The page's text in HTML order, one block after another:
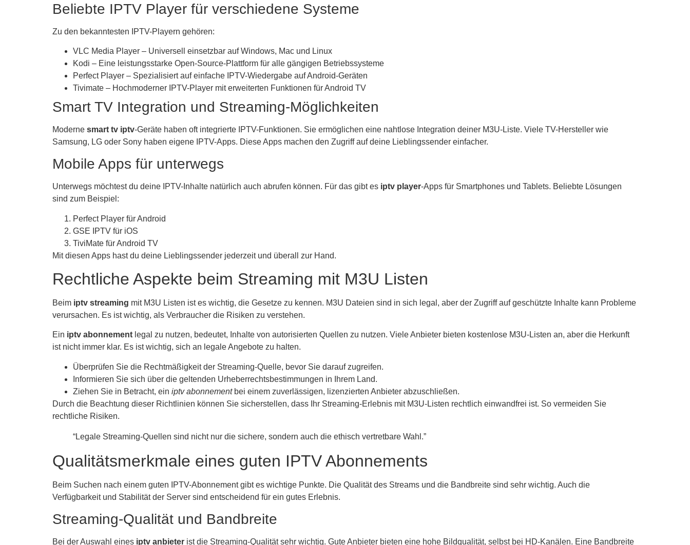
Beliebte IPTV Player für verschiedene Systeme
Zu den bekanntesten IPTV-Playern gehören:
VLC Media Player – Universell einsetzbar auf Windows, Mac und Linux
Kodi – Eine leistungsstarke Open-Source-Plattform für alle gängigen Betriebssysteme
Perfect Player – Spezialisiert auf einfache IPTV-Wiedergabe auf Android-Geräten
Tivimate – Hochmoderner IPTV-Player mit erweiterten Funktionen für Android TV
Smart TV Integration und Streaming-Möglichkeiten
Moderne smart tv iptv-Geräte haben oft integrierte IPTV-Funktionen. Sie ermöglichen eine nahtlose Integration deiner M3U-Liste. Viele TV-Hersteller wie
Samsung, LG oder Sony haben eigene IPTV-Apps. Diese Apps machen den Zugriff auf deine Lieblingssender einfacher.
Mobile Apps für unterwegs
Unterwegs möchtest du deine IPTV-Inhalte natürlich auch abrufen können. Für das gibt es iptv player-Apps für Smartphones und Tablets. Beliebte Lösungen
sind zum Beispiel:
Perfect Player für Android
GSE IPTV für iOS
TiviMate für Android TV
Mit diesen Apps hast du deine Lieblingssender jederzeit und überall zur Hand.
Rechtliche Aspekte beim Streaming mit M3U Listen
Beim iptv streaming mit M3U Listen ist es wichtig, die Gesetze zu kennen. M3U Dateien sind in sich legal, aber der Zugriff auf geschützte Inhalte kann Probleme
verursachen. Es ist wichtig, als Verbraucher die Risiken zu verstehen.
Ein iptv abonnement legal zu nutzen, bedeutet, Inhalte von autorisierten Quellen zu nutzen. Viele Anbieter bieten kostenlose M3U-Listen an, aber die Herkunft
ist nicht immer klar. Es ist wichtig, sich an legale Angebote zu halten.
Überprüfen Sie die Rechtmäßigkeit der Streaming-Quelle, bevor Sie darauf zugreifen.
Informieren Sie sich über die geltenden Urheberrechtsbestimmungen in Ihrem Land.
Ziehen Sie in Betracht, ein iptv abonnementbei einem zuverlässigen, lizenzierten Anbieter abzuschließen.
Durch die Beachtung dieser Richtlinien können Sie sicherstellen, dass Ihr Streaming-Erlebnis mit M3U-Listen rechtlich einwandfrei ist. So vermeiden Sie
rechtliche Risiken.
“Legale Streaming-Quellen sind nicht nur die sichere, sondern auch die ethisch vertretbare Wahl.”
Qualitätsmerkmale eines guten IPTV Abonnements
Beim Suchen nach einem guten IPTV-Abonnement gibt es wichtige Punkte. Die Qualität des Streams und die Bandbreite sind sehr wichtig. Auch die
Verfügbarkeit und Stabilität der Server sind entscheidend für ein gutes Erlebnis.
Streaming-Qualität und Bandbreite
Bei der Auswahl eines iptv anbieter ist die Streaming-Qualität sehr wichtig. Gute Anbieter bieten eine hohe Bildqualität, selbst bei HD-Kanälen. Eine Bandbreite